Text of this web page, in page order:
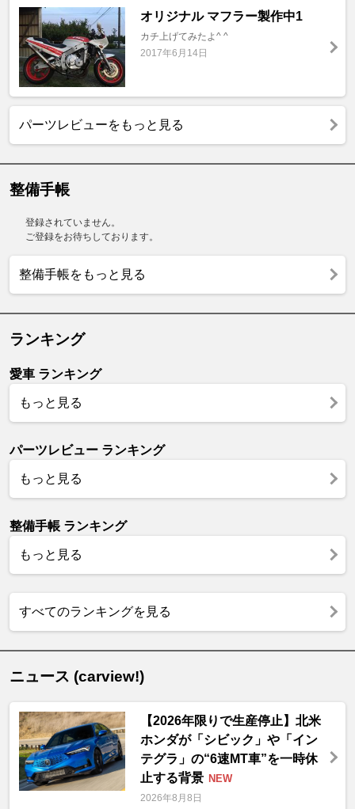
オリジナル マフラー製作中1
カチ上げてみたよ^ ^
2017年6月14日
パーツレビューをもっと見る
整備手帳
登録されていません。
ご登録をお待ちしております。
整備手帳をもっと見る
ランキング
愛車 ランキング
もっと見る
パーツレビュー ランキング
もっと見る
整備手帳 ランキング
もっと見る
すべてのランキングを見る
ニュース (carview!)
【2026年限りで生産停止】北米
ホンダが「シビック」や「イン
テグラ」の“6速MT車”を一時休
止する背景 NEW
2026年8月8日